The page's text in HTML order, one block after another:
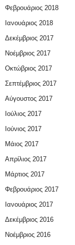
Φεβρουάριος 2018
Ιανουάριος 2018
Δεκέμβριος 2017
Νοέμβριος 2017
Οκτώβριος 2017
Σεπτέμβριος 2017
Αύγουστος 2017
Ιούλιος 2017
Ιούνιος 2017
Μάιος 2017
Απρίλιος 2017
Μάρτιος 2017
Φεβρουάριος 2017
Ιανουάριος 2017
Δεκέμβριος 2016
Νοέμβριος 2016